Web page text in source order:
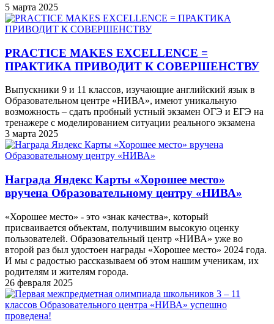
5 марта 2025
PRACTICE MAKES EXCELLENCE =
ПРАКТИКА ПРИВОДИТ К СОВЕРШЕНСТВУ
Выпускники 9 и 11 классов, изучающие английский язык в
Образовательном центре «НИВА», имеют уникальную
возможность – сдать пробный устный экзамен ОГЭ и ЕГЭ на
тренажере с моделированием ситуации реального экзамена
3 марта 2025
Награда Яндекс Карты «Хорошее место»
вручена Образовательному центру «НИВА»
«Хорошее место» - это «знак качества», который
присваивается объектам, получившим высокую оценку
пользователей. Образовательный центр «НИВА» уже во
второй раз был удостоен награды «Хорошее место» 2024 года.
И мы с радостью рассказываем об этом нашим ученикам, их
родителям и жителям города.
26 февраля 2025